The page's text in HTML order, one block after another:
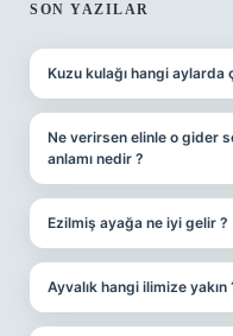
SIDEBAR
SON YAZILAR
Kuzu kulağı hangi aylarda
Ne verirsen elinle o gider
anlamı nedir ?
Ezilmiş ayağa ne iyi gelir ?
Ayvalık hangi ilimize yakın